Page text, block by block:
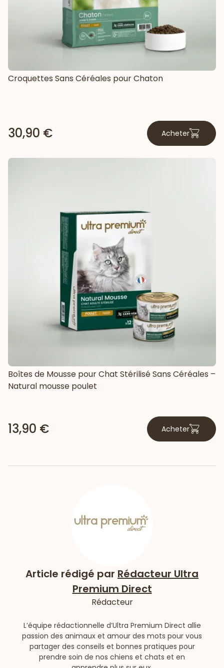
Croquettes Sans Céréales pour Chaton
30,90 € Acheter
Boîtes de Mousse pour Chat Stérilisé Sans Céréales –
Natural mousse poulet
13,90 € Acheter
Article rédigé par Rédacteur Ultra
Premium Direct
Rédacteur
L’équipe rédactionnelle d’Ultra Premium Direct allie
passion des animaux et amour des mots pour vous
partager des conseils et bonnes pratiques pour
prendre soin de nos chiens et chats et en